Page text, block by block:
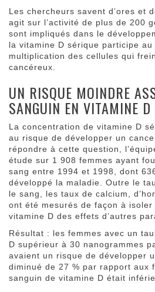
Les chercheurs savent d’ores et
agit sur l’activité de plus de 200
sont impliqués dans le
la vitamine D sérique participe
multiplication des cellules qui
cancéreux.
UN RISQUE MOINDRE
SANGUIN EN VITAMINE
La concentration de vitamine D
au risque de développer un
répondre à cette question,
étude sur 1 908 femmes ayant
sang entre 1994 et 1998, dont
développé la maladie. Outre le
le sang, les taux de calcium,
ont été mesurés de façon à isoler
vitamine D des effets d’autres
Résultat : les femmes avec un
D supérieur à 30 nanogrammes
avaient un risque de développer
diminué de 27 % par rapport aux
sanguin de vitamine D était